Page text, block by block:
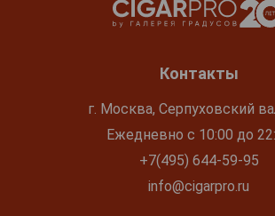
Контакты
г. Москва, Серпуховский
Ежедневно с 10:00 до
+7(495) 644-59-95
info@cigarpro.ru